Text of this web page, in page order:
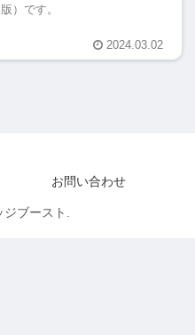
）です。
2024.03.02
お問い合わせ
ブースト.